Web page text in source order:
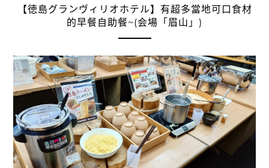
【徳島グランヴィリオホテル】有超多當地可口食材
的早餐自助餐~(会場「眉山」)